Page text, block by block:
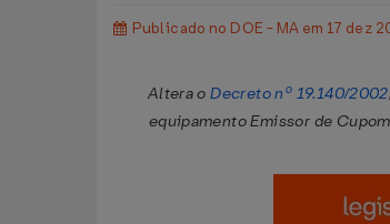
Publicado no DOE - MA em 17 dez
Altera oDecreto nº 19.140/2002
equipamento Emissor de